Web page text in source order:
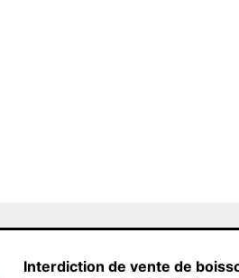
Interdiction de vente de